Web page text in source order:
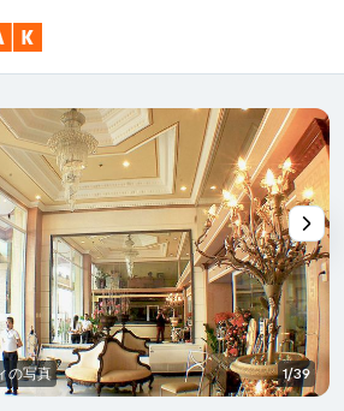
の写真 1/39